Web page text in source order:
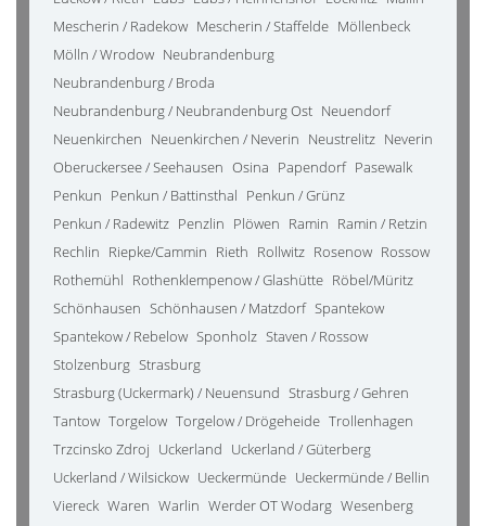
Mescherin / Radekow Mescherin / Staffelde Möllenbeck
Mölln / Wrodow Neubrandenburg
Neubrandenburg / Broda
Neubrandenburg / Neubrandenburg Ost Neuendorf
Neuenkirchen Neuenkirchen / Neverin Neustrelitz Neverin
Oberuckersee / Seehausen Osina Papendorf Pasewalk
Penkun Penkun / Battinsthal Penkun / Grünz
Penkun / Radewitz Penzlin Plöwen Ramin Ramin / Retzin
Rechlin Riepke/Cammin Rieth Rollwitz Rosenow Rossow
Rothemühl Rothenklempenow / Glashütte Röbel/Müritz
Schönhausen Schönhausen / Matzdorf Spantekow
Spantekow / Rebelow Sponholz Staven / Rossow
Stolzenburg Strasburg
Strasburg (Uckermark) / Neuensund Strasburg / Gehren
Tantow Torgelow Torgelow / Drögeheide Trollenhagen
Trzcinsko Zdroj Uckerland Uckerland / Güterberg
Uckerland / Wilsickow Ueckermünde Ueckermünde / Bellin
Viereck Waren Warlin Werder OT Wodarg Wesenberg